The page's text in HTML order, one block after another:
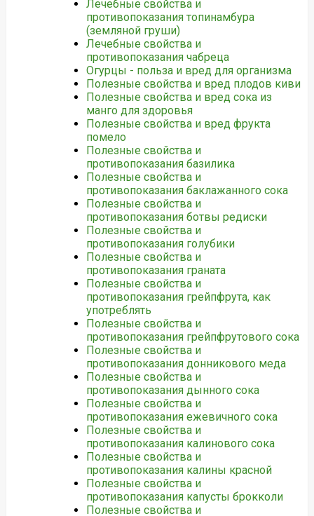
Лечебные свойства и
противопоказания топинамбура
(земляной груши)
Лечебные свойства и
противопоказания чабреца
Огурцы - польза и вред для организма
Полезные свойства и вред плодов киви
Полезные свойства и вред сока из
манго для здоровья
Полезные свойства и вред фрукта
помело
Полезные свойства и
противопоказания базилика
Полезные свойства и
противопоказания баклажанного сока
Полезные свойства и
противопоказания ботвы редиски
Полезные свойства и
противопоказания голубики
Полезные свойства и
противопоказания граната
Полезные свойства и
противопоказания грейпфрута, как
употреблять
Полезные свойства и
противопоказания грейпфрутового сока
Полезные свойства и
противопоказания донникового меда
Полезные свойства и
противопоказания дынного сока
Полезные свойства и
противопоказания ежевичного сока
Полезные свойства и
противопоказания калинового сока
Полезные свойства и
противопоказания калины красной
Полезные свойства и
противопоказания капусты брокколи
Полезные свойства и